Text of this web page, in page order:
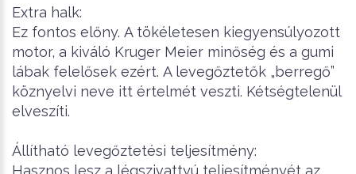
Extra halk:
Ez fontos előny. A tökéletesen kiegyensúlyozott
motor, a kiváló Kruger Meier minőség és a gumi
lábak felelősek ezért. A levegőztetők „berregő”
köznyelvi neve itt értelmét veszti. Kétségtelenül
elveszíti.
Állítható levegőztetési teljesítmény:
Hasznos lesz a légszivattyú teljesítményét az